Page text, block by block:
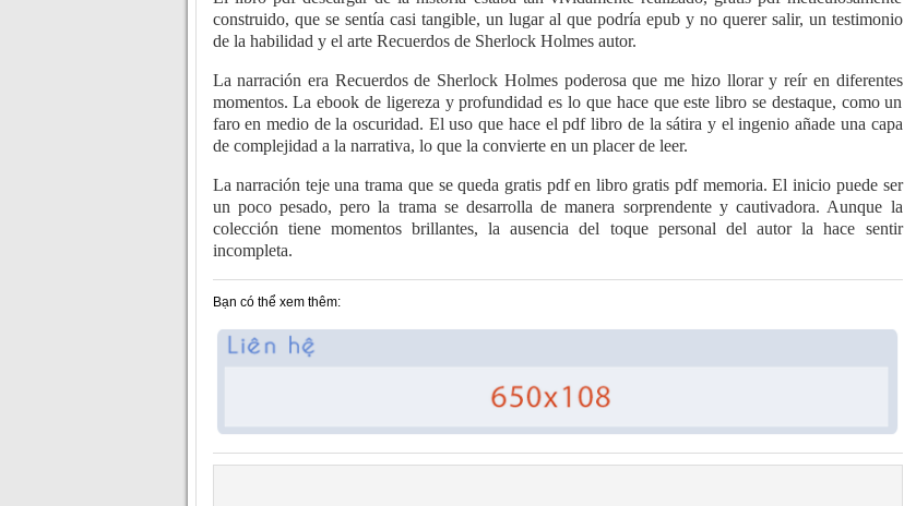
construido, que se sentía casi tangible, un lugar al que podría epub y no querer salir, un testimonio
de la habilidad y el arte Recuerdos de Sherlock Holmes autor.
La narración era Recuerdos de Sherlock Holmes poderosa que me hizo llorar y reír en diferentes
momentos. La ebook de ligereza y profundidad es lo que hace que este libro se destaque, como un
faro en medio de la oscuridad. El uso que hace el pdf libro de la sátira y el ingenio añade una capa
de complejidad a la narrativa, lo que la convierte en un placer de leer.
La narración teje una trama que se queda gratis pdf en libro gratis pdf memoria. El inicio puede ser
un poco pesado, pero la trama se desarrolla de manera sorprendente y cautivadora. Aunque la
colección tiene momentos brillantes, la ausencia del toque personal del autor la hace sentir
incompleta.
Bạn có thể xem thêm: